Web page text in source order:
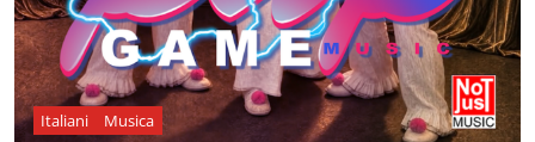
Italiani Musica